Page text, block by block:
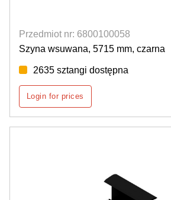
Przedmiot nr: 6800100058
Szyna wsuwana, 5715 mm, czarna
2635 sztangi dostępna
Login for prices